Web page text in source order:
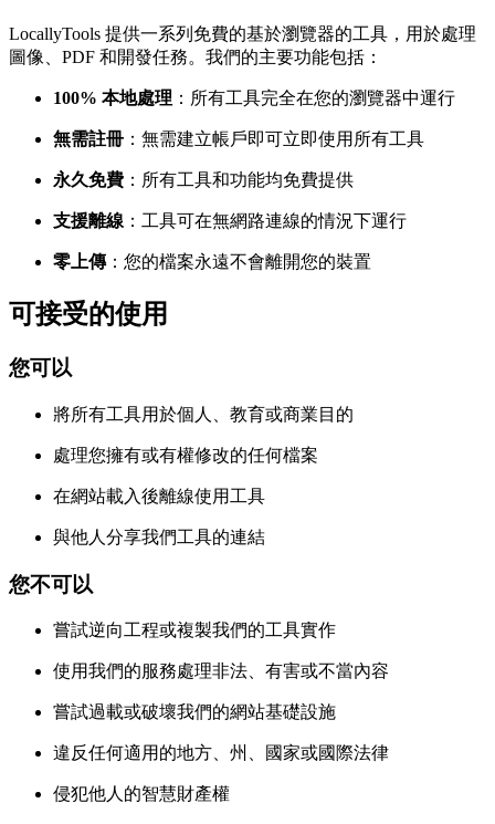
LocallyTools 提供一系列免費的基於瀏覽器的工具，用於處理
圖像、PDF 和開發任務。我們的主要功能包括：
100% 本地處理 ：所有工具完全在您的瀏覽器中運行
無需註冊 ：無需建立帳戶即可立即使用所有工具
永久免費 ：所有工具和功能均免費提供
支援離線 ：工具可在無網路連線的情況下運行
零上傳：您的檔案永遠不會離開您的裝置
可接受的使用
您可以
將所有工具用於個人、教育或商業目的
處理您擁有或有權修改的任何檔案
在網站載入後離線使用工具
與他人分享我們工具的連結
您不可以
嘗試逆向工程或複製我們的工具實作
使用我們的服務處理非法、有害或不當內容
嘗試過載或破壞我們的網站基礎設施
違反任何適用的地方、州、國家或國際法律
侵犯他人的智慧財產權